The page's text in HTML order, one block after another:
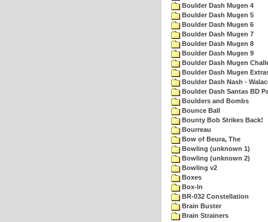
Boulder Dash Mugen 4
Boulder Dash Mugen 5
Boulder Dash Mugen 6
Boulder Dash Mugen 7
Boulder Dash Mugen 8
Boulder Dash Mugen 9
Boulder Dash Mugen
Boulder Dash Mugen
Boulder Dash Nash -
Boulder Dash Santas BD
Boulders and Bombs
Bounce Ball
Bounty Bob Strikes Back!
Bourreau
Bow of Beura, The
Bowling (unknown 1)
Bowling (unknown 2)
Bowling v2
Boxes
Box-In
BR-032 Constellation
Brain Buster
Brain Strainers